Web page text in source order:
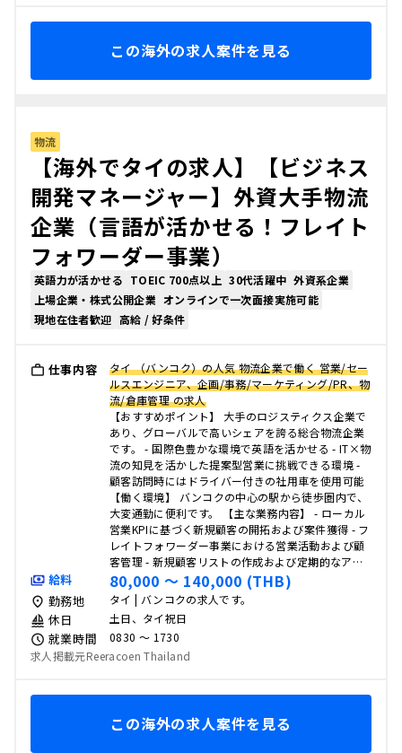
この海外の求人案件を見る
物流
【海外でタイの求人】【ビジネス
開発マネージャー】外資大手物流
企業（言語が活かせる！フレイト
フォワーダー事業）
英語力が活かせる TOEIC 700点以上 30代活躍中 外資系企業
上場企業・株式公開企業 オンラインで一次面接実施可能
現地在住者歓迎 高給 / 好条件
仕事内容
タイ （バンコク）の人気 物流企業で働く 営業/セー
ルスエンジニア、企画/事務/マーケティング/PR、物
流/倉庫管理 の求人
【おすすめポイント】 大手のロジスティクス企業で
あり、グローバルで高いシェアを誇る総合物流企業
です。 - 国際色豊かな環境で英語を活かせる - IT×物
流の知見を活かした提案型営業に挑戦できる環境 -
顧客訪問時にはドライバー付きの社用車を使用可能
【働く環境】 バンコクの中心の駅から徒歩圏内で、
大変通勤に便利です。 【主な業務内容】 - ローカル
営業KPIに基づく新規顧客の開拓および案件獲得 - フ
レイトフォワーダー事業における営業活動および顧
客管理 - 新規顧客リストの作成および定期的なア…
給料 80,000 〜 140,000 (THB)
勤務地 タイ | バンコクの求人です。
休日 土日、タイ祝日
就業時間
0830 〜 1730
求人掲載元Reeracoen Thailand
この海外の求人案件を見る